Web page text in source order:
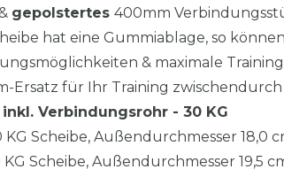
& gepolstertes 400mm
hat eine Gummiablage, so
& maximale
Ersatz für Ihr Training zwischendurch
inkl. Verbindungsrohr - 30 KG
KG Scheibe, Außendurchmesser 18,0
Scheibe, Außendurchmesser 19,5